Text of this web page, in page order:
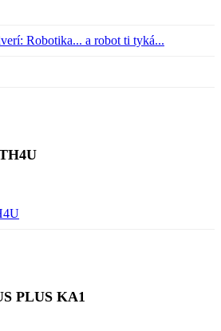
Robotika... a robot ti tyká...
PLUS KA1